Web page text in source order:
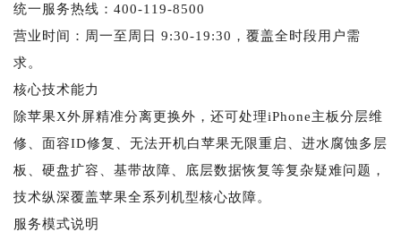
统一服务热线：400-119-8500
营业时间：周一至周日 9:30-19:30，覆盖全时段用户需
求。
核心技术能力
除苹果X外屏精准分离更换外，还可处理iPhone主板分层维
修、面容ID修复、无法开机白苹果无限重启、进水腐蚀多层
板、硬盘扩容、基带故障、底层数据恢复等复杂疑难问题，
技术纵深覆盖苹果全系列机型核心故障。
服务模式说明